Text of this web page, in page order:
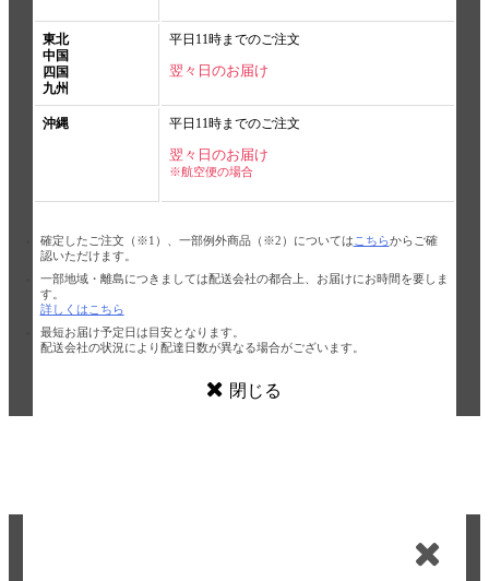
東北
中国
四国
九州
平日11時までのご注文
翌々日のお届け
沖縄 平日11時までのご注文
翌々日のお届け
※航空便の場合
確定したご注文（※1）、一部例外商品（※2）については こちらからご確
認いただけます。
一部地域・離島につきましては配送会社の都合上、お届けにお時間を要しま
す。
詳しくはこちら
最短お届け予定日は目安となります。
配送会社の状況により配達日数が異なる場合がございます。
閉じる